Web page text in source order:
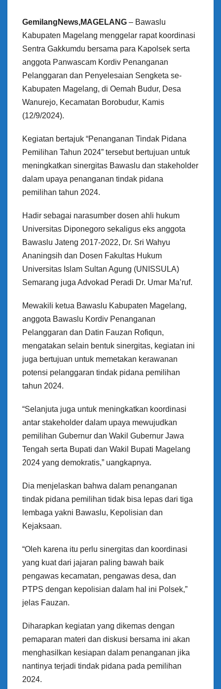
GemilangNews,MAGELANG – Bawaslu
Kabupaten Magelang menggelar rapat koordinasi
Sentra Gakkumdu bersama para Kapolsek serta
anggota Panwascam Kordiv Penanganan
Pelanggaran dan Penyelesaian Sengketa se-
Kabupaten Magelang, di Oemah Budur, Desa
Wanurejo, Kecamatan Borobudur, Kamis
(12/9/2024).
Kegiatan bertajuk “Penanganan Tindak Pidana
Pemilihan Tahun 2024” tersebut bertujuan untuk
meningkatkan sinergitas Bawaslu dan stakeholder
dalam upaya penanganan tindak pidana
pemilihan tahun 2024.
Hadir sebagai narasumber dosen ahli hukum
Universitas Diponegoro sekaligus eks anggota
Bawaslu Jateng 2017-2022, Dr. Sri Wahyu
Ananingsih dan Dosen Fakultas Hukum
Universitas Islam Sultan Agung (UNISSULA)
Semarang juga Advokad Peradi Dr. Umar Ma’ruf.
Mewakili ketua Bawaslu Kabupaten Magelang,
anggota Bawaslu Kordiv Penanganan
Pelanggaran dan Datin Fauzan Rofiqun,
mengatakan selain bentuk sinergitas, kegiatan ini
juga bertujuan untuk memetakan kerawanan
potensi pelanggaran tindak pidana pemilihan
tahun 2024.
“Selanjuta juga untuk meningkatkan koordinasi
antar stakeholder dalam upaya mewujudkan
pemilihan Gubernur dan Wakil Gubernur Jawa
Tengah serta Bupati dan Wakil Bupati Magelang
2024 yang demokratis,” uangkapnya.
Dia menjelaskan bahwa dalam penanganan
tindak pidana pemilihan tidak bisa lepas dari tiga
lembaga yakni Bawaslu, Kepolisian dan
Kejaksaan.
“Oleh karena itu perlu sinergitas dan koordinasi
yang kuat dari jajaran paling bawah baik
pengawas kecamatan, pengawas desa, dan
PTPS dengan kepolisian dalam hal ini Polsek,”
jelas Fauzan.
Diharapkan kegiatan yang dikemas dengan
pemaparan materi dan diskusi bersama ini akan
menghasilkan kesiapan dalam penanganan jika
nantinya terjadi tindak pidana pada pemilihan
2024.